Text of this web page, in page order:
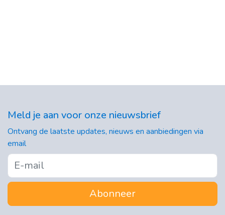
Meld je aan voor onze nieuwsbrief
Ontvang de laatste updates, nieuws en aanbiedingen via
email
Abonneer